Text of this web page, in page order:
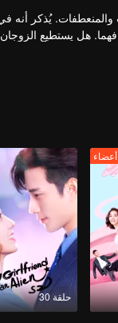
يُذكر أنه
هل يستطيع الزوجان
أعضاء
حلقة 30